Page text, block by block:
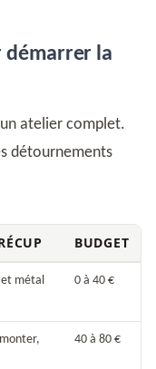
démarrer la
atelier complet.
détournements
BUDGET
et métal 0 à 40 €
40 à 80 €